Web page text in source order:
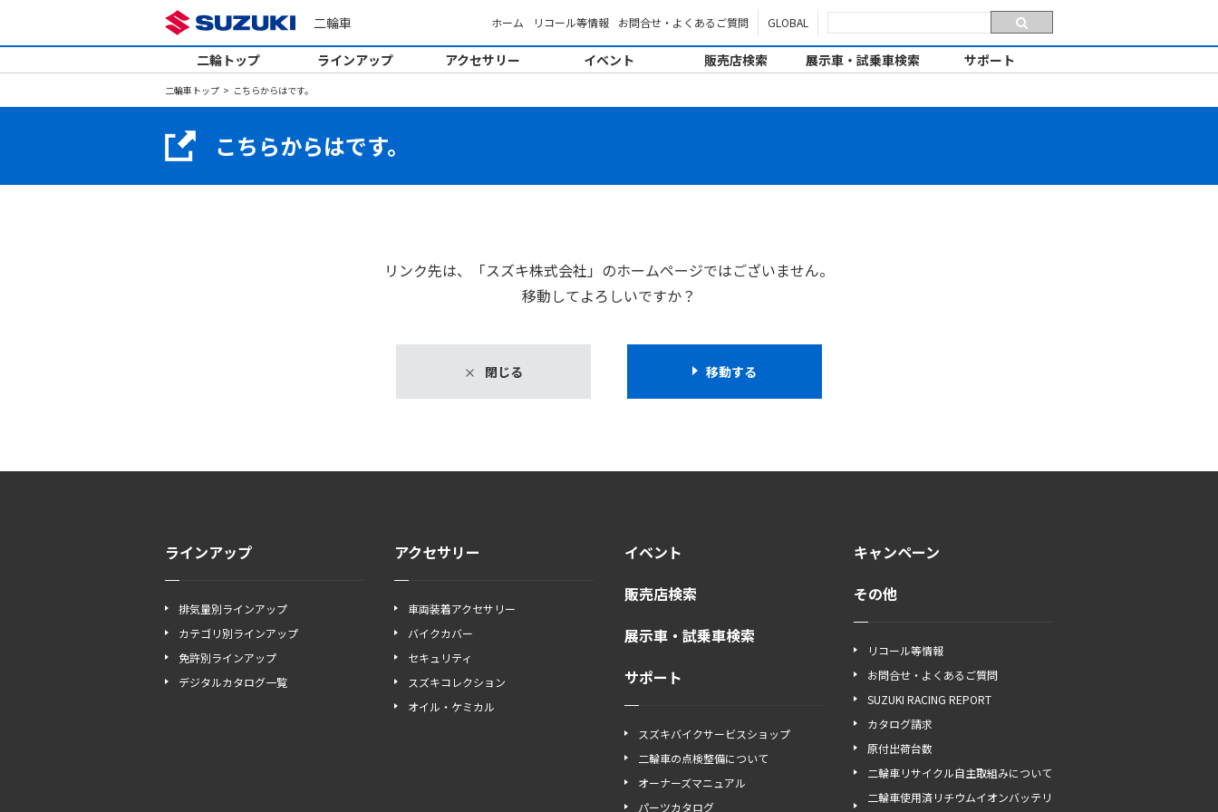
二輪車 ホーム リコール等情報 お問合せ・よくあるご質問 GLOBAL
二輪トップ ラインアップ アクセサリー イベント 販売店検索 展示車・試乗車検索 サポート
二輪車トップ こちらからはです。
こちらからはです。
リンク先は、「スズキ株式会社」のホームページではございません。
移動してよろしいですか？
閉じる 移動する
ラインアップ
排気量別ラインアップ
カテゴリ別ラインアップ
免許別ラインアップ
デジタルカタログ一覧
アクセサリー
車両装着アクセサリー
バイクカバー
セキュリティ
スズキコレクション
オイル・ケミカル
イベント
販売店検索
展示車・試乗車検索
サポート
スズキバイクサービスショップ
二輪車の点検整備について
オーナーズマニュアル
パーツカタログ
キャンペーン
その他
リコール等情報
お問合せ・よくあるご質問
SUZUKI RACING REPORT
カタログ請求
原付出荷台数
二輪車リサイクル自主取組みについて
二輪車使用済リチウムイオンバッテリ